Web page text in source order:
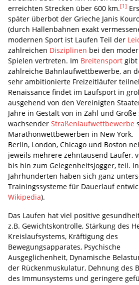
erreichten Strecken über 600 km.[1]
später überbot der Grieche Janis
(durch Hallenbahnen exakt
modernen Sport ist Laufen Teil der
zahlreichen Disziplinen bei den
Spielen vertreten. Im Breitensport gibt
zahlreiche Bahnlaufwettbewerbe, an
sehr ambitionierte Freizeitläufer
Renaissance findet im Laufsport in
ausgehend von den Vereinigten
Jahre in Gestalt von in Zahl und Größe
wachsender Straßenlaufwettbewerbe
Marathonwettbewerben in New York,
Berlin, London, Chicago und Boston
jeweils mehrere zehntausend Läufer,
bis hin zum Gelegenheitsjogger, teil.
Jahrhunderten haben sich ganz
Trainingssysteme für Dauerlauf
Wikipedia).
Das Laufen hat viel positive
z.B. Gewichtskontrolle, Stärkung des
Kreislaufsystems, Kräftigung des
Bewegungsapparates, Psychische
Ausgeglichenheit, Dynamische
der Rückenmuskulatur, Dehnung des
des Immunsystems und geringere